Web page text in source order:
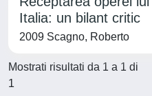
Italia: un bilant critic
2009 Scagno, Roberto
Mostrati risultati da 1 a 1 di
1